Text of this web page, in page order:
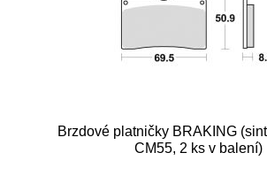
Brzdové platničky BRAKING
CM55, 2 ks v balení)